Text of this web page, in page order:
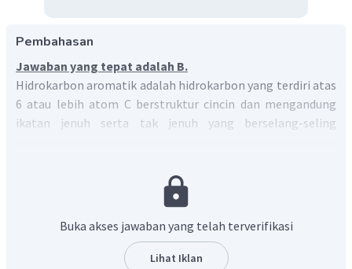
Pembahasan
Jawaban yang tepat adalah B.
Hidrokarbon aromatik adalah hidrokarbon yang terdiri atas
6 atau lebih atom C berstruktur cincin dan mengandung
ikatan jenuh serta tak jenuh yang berselang-seling
. Molekul benzena tersusun atas enam atom
karbon yang berikatan dalam suatu cincin, dengan satu
karbon. Struktur benzena merupakan rantai siklis dengan
ikatan rangkap selang-seling yang terkonjugasi.
Buka akses jawaban yang telah terverifikasi
Lihat Iklan